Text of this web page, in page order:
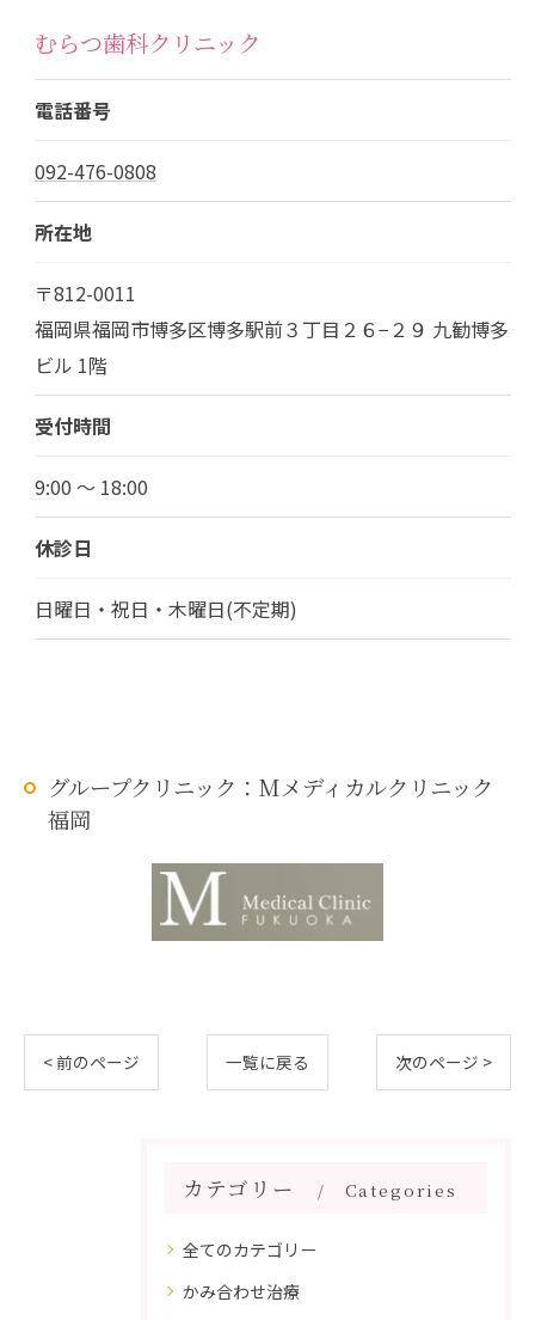
むらつ歯科クリニック
電話番号
092-476-0808
所在地
〒812-0011
福岡県福岡市博多区博多駅前３丁目２６−２９ 九勧博多
ビル 1階
受付時間
9:00 ～ 18:00
休診日
日曜日・祝日・木曜日(不定期)
グループクリニック：Mメディカルクリニック
福岡
< 前のページ 一覧に戻る 次のページ >
カテゴリー Categories
全てのカテゴリー
かみ合わせ治療